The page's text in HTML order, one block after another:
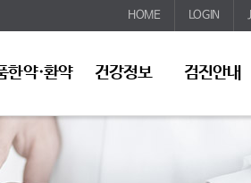
HOME LOGIN
한약·환약 건강정보 검진안내